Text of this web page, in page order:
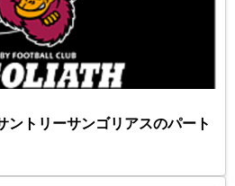
ントリーサンゴリアスのパート